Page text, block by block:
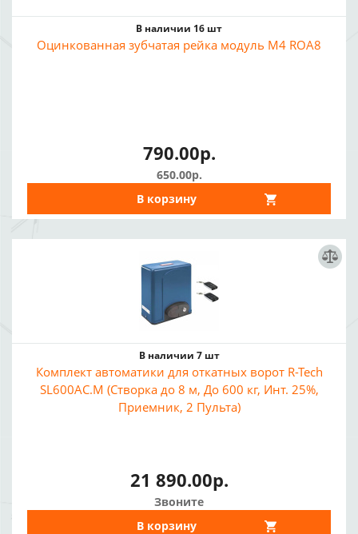
В наличии 16 шт
Оцинкованная зубчатая рейка модуль M4 ROA8
790.00р.
650.00р.
В корзину
В наличии 7 шт
Комплект автоматики для откатных ворот R-Tech
SL600AC.M (Створка до 8 м, До 600 кг, Инт. 25%,
Приемник, 2 Пульта)
21 890.00р.
Звоните
В корзину